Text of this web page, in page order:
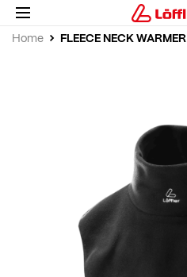
Home FLEECE NECK WARMER